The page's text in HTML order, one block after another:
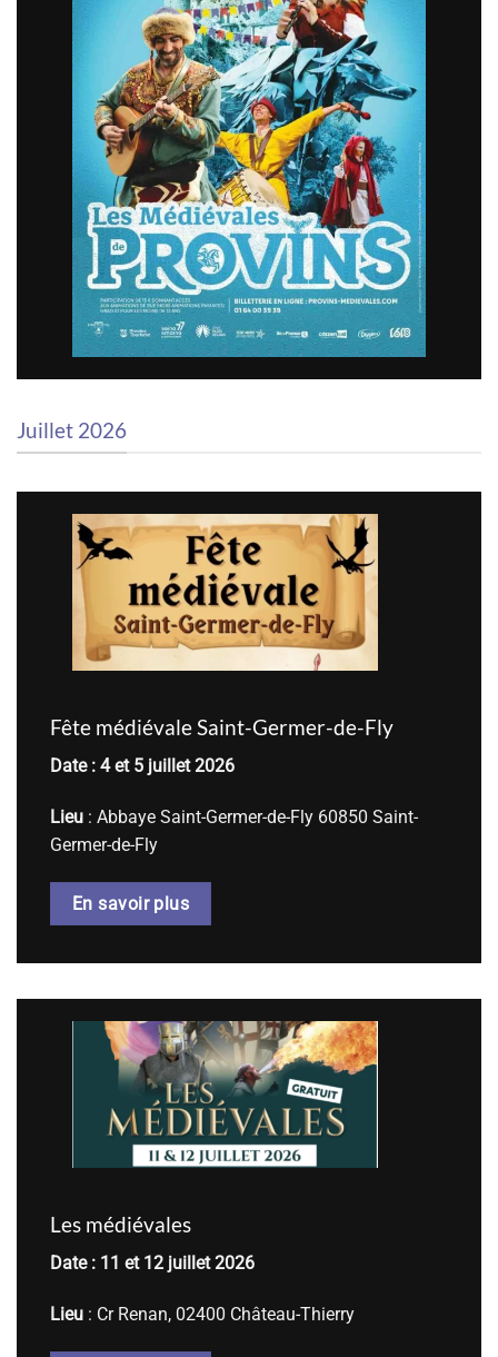
Juillet 2026
Fête médiévale Saint-Germer-de-Fly
Date : 4 et 5 juillet 2026
Lieu : Abbaye Saint-Germer-de-Fly 60850 Saint-
Germer-de-Fly
En savoir plus
Les médiévales
Date : 11 et 12 juillet 2026
Lieu : Cr Renan, 02400 Château-Thierry